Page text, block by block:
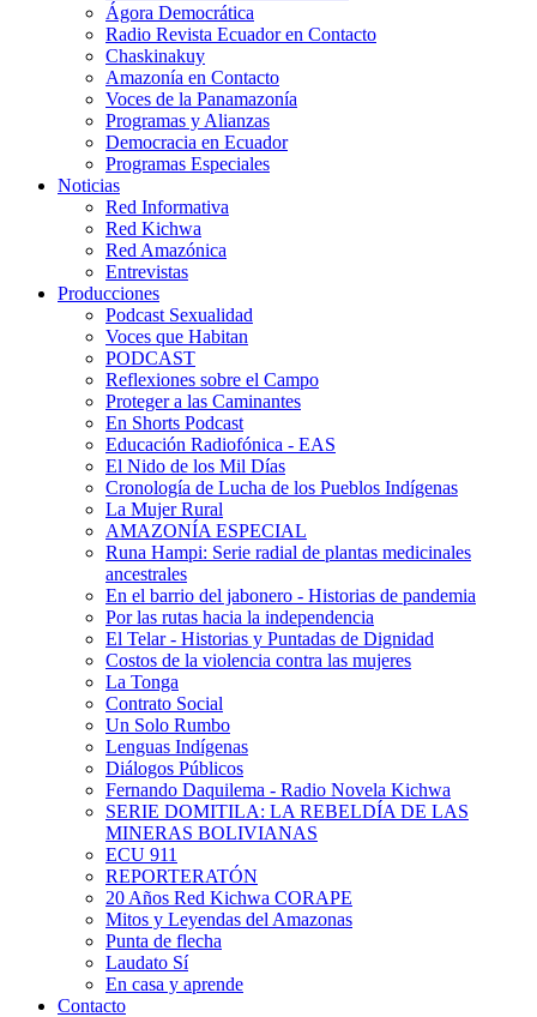
Ágora Democrática
Radio Revista Ecuador en Contacto
Chaskinakuy
Amazonía en Contacto
Voces de la Panamazonía
Programas y Alianzas
Democracia en Ecuador
Programas Especiales
Noticias
Red Informativa
Red Kichwa
Red Amazónica
Entrevistas
Producciones
Podcast Sexualidad
Voces que Habitan
PODCAST
Reflexiones sobre el Campo
Proteger a las Caminantes
En Shorts Podcast
Educación Radiofónica - EAS
El Nido de los Mil Días
Cronología de Lucha de los Pueblos Indígenas
La Mujer Rural
AMAZONÍA ESPECIAL
Runa Hampi: Serie radial de plantas medicinales
ancestrales
En el barrio del jabonero - Historias de pandemia
Por las rutas hacia la independencia
El Telar - Historias y Puntadas de Dignidad
Costos de la violencia contra las mujeres
La Tonga
Contrato Social
Un Solo Rumbo
Lenguas Indígenas
Diálogos Públicos
Fernando Daquilema - Radio Novela Kichwa
SERIE DOMITILA: LA REBELDÍA DE LAS
MINERAS BOLIVIANAS
ECU 911
REPORTERATÓN
20 Años Red Kichwa CORAPE
Mitos y Leyendas del Amazonas
Punta de flecha
Laudato Sí
En casa y aprende
Contacto